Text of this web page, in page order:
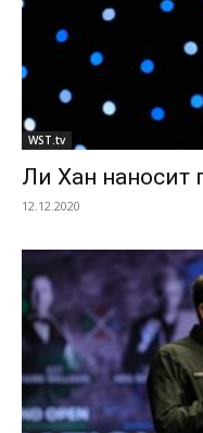
WST.tv
Ли Хан наносит
12.12.2020